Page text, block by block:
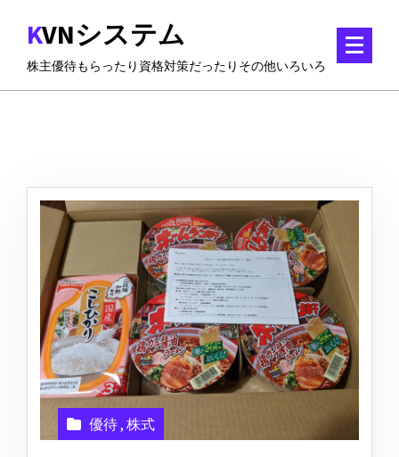
ツ
KVNシステム
株主優待もらったり資格対策だったりその他いろいろ
優待, 株式